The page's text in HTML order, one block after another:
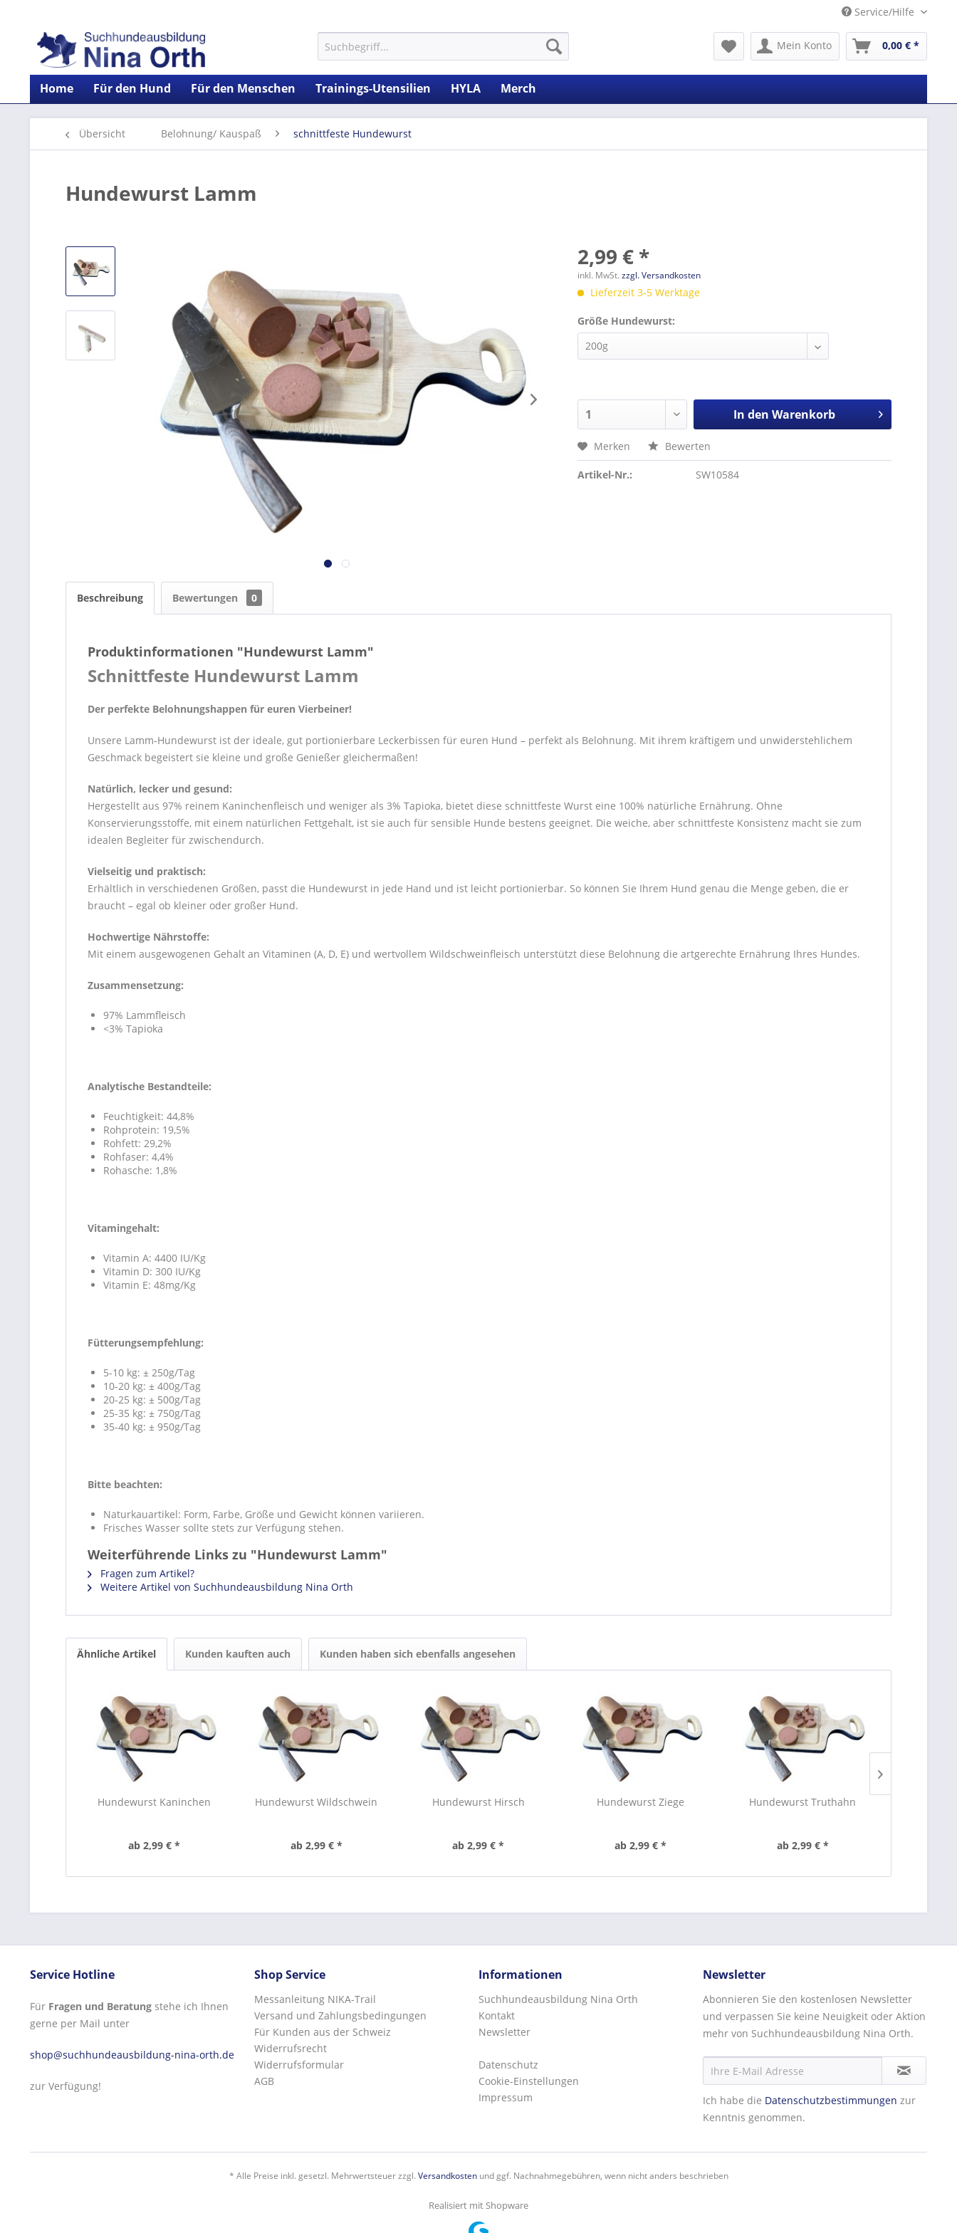
Service/Hilfe
Mein Konto 0,00 € *
Home Für den Hund Für den Menschen Trainings-Utensilien HYLA Merch
Übersicht Belohnung/ Kauspaß schnittfeste Hundewurst
Hundewurst Lamm
2,99 € *
inkl. MwSt.zzgl. Versandkosten
Lieferzeit 3-5 Werktage
Größe Hundewurst:
In den Warenkorb
Merken Bewerten
Artikel-Nr.: SW10584
Beschreibung Bewertungen 0
Produktinformationen "Hundewurst Lamm"
Schnittfeste Hundewurst Lamm
Der perfekte Belohnungshappen für euren Vierbeiner!
Unsere Lamm-Hundewurst ist der ideale, gut portionierbare Leckerbissen für euren Hund – perfekt als Belohnung. Mit ihrem kräftigem und unwiderstehlichem
Geschmack begeistert sie kleine und große Genießer gleichermaßen!
Natürlich, lecker und gesund:
Hergestellt aus 97% reinem Kaninchenfleisch und weniger als 3% Tapioka, bietet diese schnittfeste Wurst eine 100% natürliche Ernährung. Ohne
Konservierungsstoffe, mit einem natürlichen Fettgehalt, ist sie auch für sensible Hunde bestens geeignet. Die weiche, aber schnittfeste Konsistenz macht sie zum
idealen Begleiter für zwischendurch.
Vielseitig und praktisch:
Erhältlich in verschiedenen Größen, passt die Hundewurst in jede Hand und ist leicht portionierbar. So können Sie Ihrem Hund genau die Menge geben, die er
braucht – egal ob kleiner oder großer Hund.
Hochwertige Nährstoffe:
Mit einem ausgewogenen Gehalt an Vitaminen (A, D, E) und wertvollem Wildschweinfleisch unterstützt diese Belohnung die artgerechte Ernährung Ihres Hundes.
Zusammensetzung:
97% Lammfleisch
<3% Tapioka
Analytische Bestandteile:
Feuchtigkeit: 44,8%
Rohprotein: 19,5%
Rohfett: 29,2%
Rohfaser: 4,4%
Rohasche: 1,8%
Vitamingehalt:
Vitamin A: 4400 IU/Kg
Vitamin D: 300 IU/Kg
Vitamin E: 48mg/Kg
Fütterungsempfehlung:
5-10 kg: ± 250g/Tag
10-20 kg: ± 400g/Tag
20-25 kg: ± 500g/Tag
25-35 kg: ± 750g/Tag
35-40 kg: ± 950g/Tag
Bitte beachten:
Naturkauartikel: Form, Farbe, Größe und Gewicht können variieren.
Frisches Wasser sollte stets zur Verfügung stehen.
Weiterführende Links zu "Hundewurst Lamm"
Fragen zum Artikel?
Weitere Artikel von Suchhundeausbildung Nina Orth
Ähnliche Artikel Kunden kauften auch Kunden haben sich ebenfalls angesehen
Hundewurst Kaninchen
ab 2,99 € *
Hundewurst Wildschwein
ab 2,99 € *
Hundewurst Hirsch
ab 2,99 € *
Hundewurst Ziege
ab 2,99 € *
Hundewurst Truthahn
ab 2,99 € *
Service Hotline
Für Fragen und Beratung stehe ich Ihnen
gerne per Mail unter
shop@suchhundeausbildung-nina-orth.de
zur Verfügung!
Shop Service
Messanleitung NIKA-Trail
Versand und Zahlungsbedingungen
Für Kunden aus der Schweiz
Widerrufsrecht
Widerrufsformular
AGB
Informationen
Suchhundeausbildung Nina Orth
Kontakt
Newsletter
Datenschutz
Cookie-Einstellungen
Impressum
Newsletter
Abonnieren Sie den kostenlosen Newsletter
und verpassen Sie keine Neuigkeit oder Aktion
mehr von Suchhundeausbildung Nina Orth.
Ich habe die Datenschutzbestimmungen zur
Kenntnis genommen.
* Alle Preise inkl. gesetzl. Mehrwertsteuer zzgl. Versandkostenund ggf. Nachnahmegebühren, wenn nicht anders beschrieben
Realisiert mit Shopware